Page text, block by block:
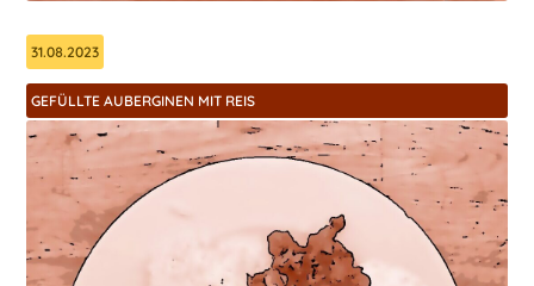
31.08.2023
GEFÜLLTE AUBERGINEN MIT REIS